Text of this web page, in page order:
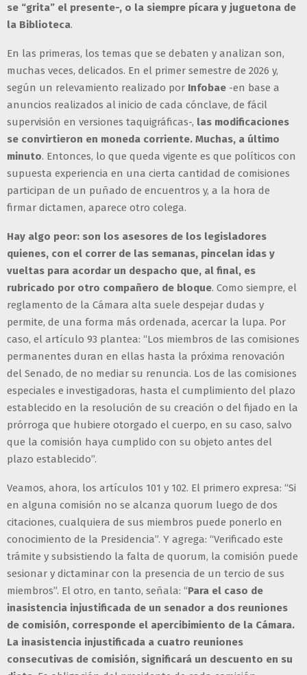
se “grita” el presente-, o la siempre pícara y juguetona de
la Biblioteca.
En las primeras, los temas que se debaten y analizan son,
muchas veces, delicados. En el primer semestre de 2026 y,
según un relevamiento realizado por Infobae -en base a
anuncios realizados al inicio de cada cónclave, de fácil
supervisión en versiones taquigráficas-, las modificaciones
se convirtieron en moneda corriente. Muchas, a último
minuto. Entonces, lo que queda vigente es que políticos con
supuesta experiencia en una cierta cantidad de comisiones
participan de un puñado de encuentros y, a la hora de
firmar dictamen, aparece otro colega.
Hay algo peor: son los asesores de los legisladores
quienes, con el correr de las semanas, pincelan idas y
vueltas para acordar un despacho que, al final, es
rubricado por otro compañero de bloque. Como siempre, el
reglamento de la Cámara alta suele despejar dudas y
permite, de una forma más ordenada, acercar la lupa. Por
caso, el artículo 93 plantea: “Los miembros de las comisiones
permanentes duran en ellas hasta la próxima renovación
del Senado, de no mediar su renuncia. Los de las comisiones
especiales e investigadoras, hasta el cumplimiento del plazo
establecido en la resolución de su creación o del fijado en la
prórroga que hubiere otorgado el cuerpo, en su caso, salvo
que la comisión haya cumplido con su objeto antes del
plazo establecido”.
Veamos, ahora, los artículos 101 y 102. El primero expresa: “Si
en alguna comisión no se alcanza quorum luego de dos
citaciones, cualquiera de sus miembros puede ponerlo en
conocimiento de la Presidencia”. Y agrega: “Verificado este
trámite y subsistiendo la falta de quorum, la comisión puede
sesionar y dictaminar con la presencia de un tercio de sus
miembros”. El otro, en tanto, señala: “Para el caso de
inasistencia injustificada de un senador a dos reuniones
de comisión, corresponde el apercibimiento de la Cámara.
La inasistencia injustificada a cuatro reuniones
consecutivas de comisión, significará un descuento en su